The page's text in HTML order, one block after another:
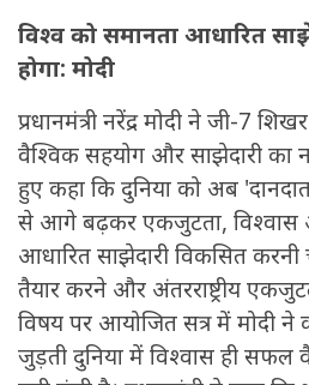
विश्व को समानता आधारित
होगा: मोदी
प्रधानमंत्री नरेंद्र मोदी ने जी-7
वैश्विक सहयोग और साझेदारी का
हुए कहा कि दुनिया को अब
से आगे बढ़कर एकजुटता, विश्वास
आधारित साझेदारी विकसित करनी
तैयार करने और अंतरराष्ट्रीय
विषय पर आयोजित सत्र में मोदी ने
जुड़ती दुनिया में विश्वास ही